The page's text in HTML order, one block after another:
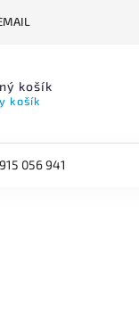
košík
košík
056 941